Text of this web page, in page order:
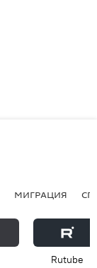
МИГРАЦИЯ
Rutube